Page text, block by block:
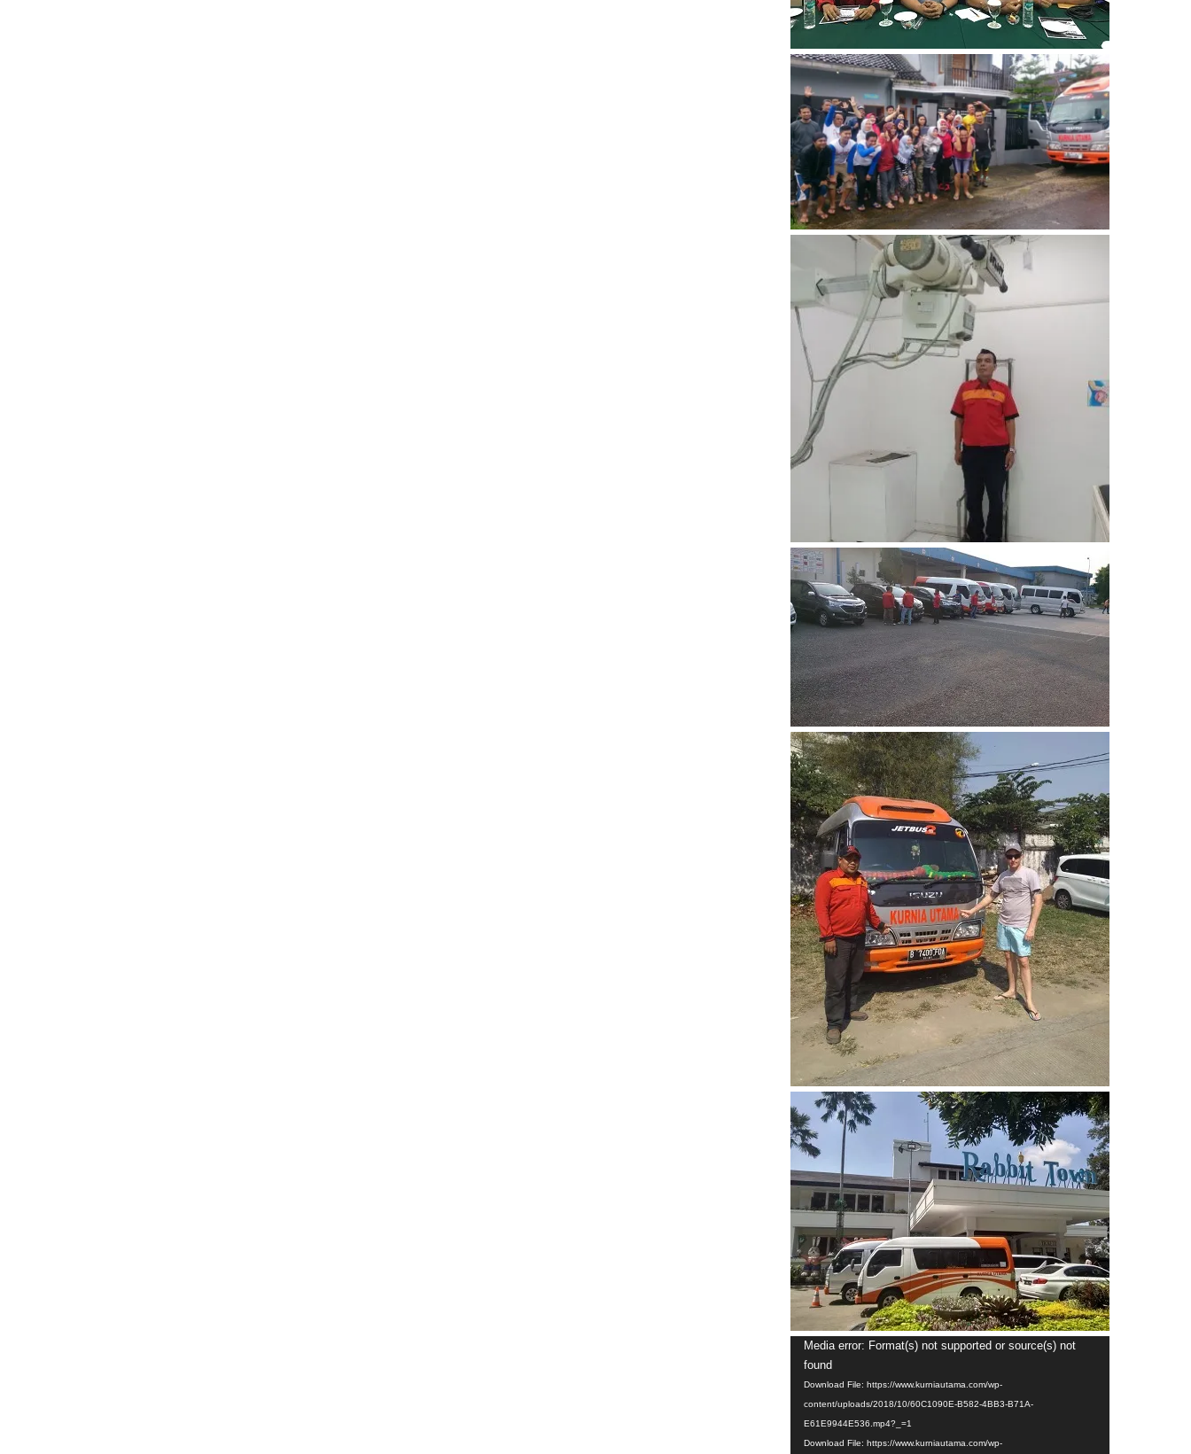
Video
Player
Media error: Format(s) not supported or source(s) not
found
Download File: https://www.kurniautama.com/wp-
content/uploads/2018/10/60C1090E-B582-4BB3-B71A-
E61E9944E536.mp4?_=1
Download File: https://www.kurniautama.com/wp-